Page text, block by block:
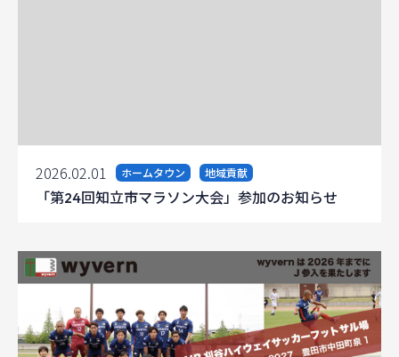
2026.02.01 ホームタウン 地域貢献
「第24回知立市マラソン大会」参加のお知らせ